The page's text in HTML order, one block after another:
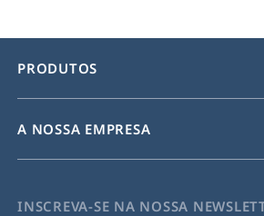
PRODUTOS
A NOSSA EMPRESA
INSCREVA-SE NA NOSSA